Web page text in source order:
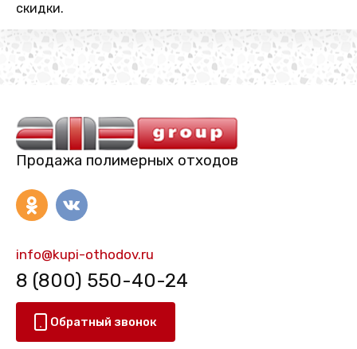
скидки.
Продажа полимерных отходов
info@kupi-othodov.ru
8 (800) 550-40-24
Обратный звонок